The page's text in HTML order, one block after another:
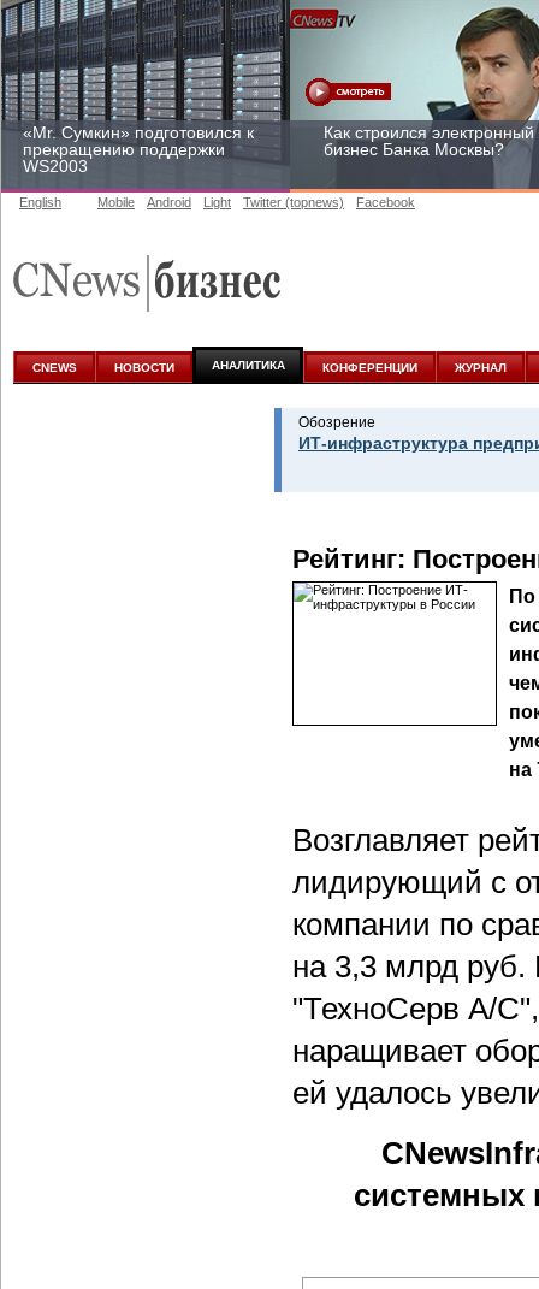
«Mr. Сумкин» подготовился к
прекращению поддержки
WS2003
Как строился электронный
бизнес Банка Москвы?
к аналитике
участвовать
English Mobile Android Light Twitter (topnews) Facebook
CNEWS НОВОСТИ АНАЛИТИКА КОНФЕРЕНЦИИ ЖУРНАЛ
Обозрение
ИТ-инфраструктура
Рейтинг:
По
на
Возглавляет
лидирующий с
компании по
на 3,3 млрд руб.
"ТехноСерв А/С",
наращивает
ей удалось
системных